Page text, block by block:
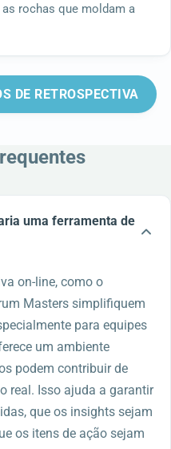
rochas que moldam a
DE RETROSPECTIVA
uma ferramenta de
on-line, como o
Masters simplifiquem
para equipes
um ambiente
podem contribuir de
real. Isso ajuda a garantir
que os insights sejam
os itens de ação sejam